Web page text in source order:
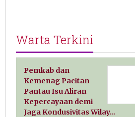
Warta Terkini
Pemkab dan
Kemenag Pacitan
Pantau Isu Aliran
Kepercayaan demi
Jaga Kondusivitas Wilay…